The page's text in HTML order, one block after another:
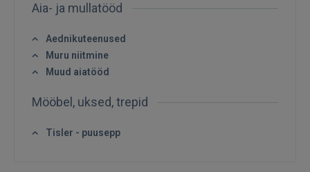
Sisene
Aia- ja mullatööd
Aednikuteenused
Muru niitmine
Muud aiatööd
Mööbel, uksed, trepid
Tisler - puusepp